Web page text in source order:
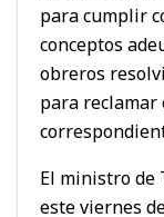
para cumplir
conceptos
obreros
para reclamar
El ministro de
este viernes